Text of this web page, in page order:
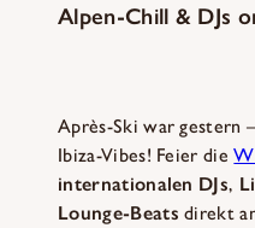
Alpen-Chill & DJs
Après-Ski war gestern
Ibiza-Vibes! Feier die
internationalen DJs,
Lounge-Beats direkt